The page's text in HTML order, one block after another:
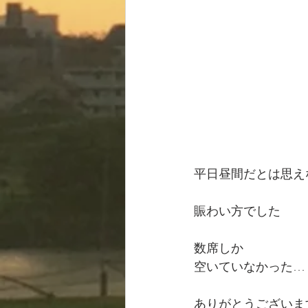
平日昼間だとは思
賑わい方でした
数席しか
空いていなかった…
ありがとうござい